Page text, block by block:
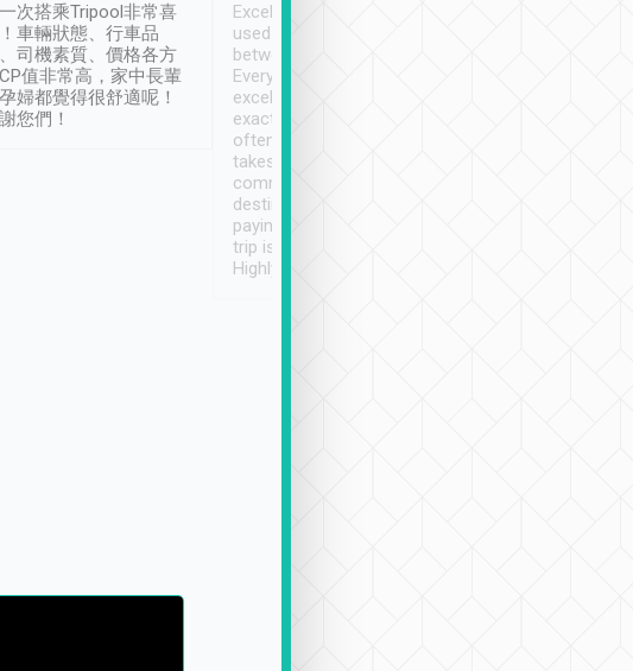
次搭乘Tripool非常喜
車輛狀態、行車品
司機素質、價格各方
值非常高，家中長輩
婦都覺得很舒適呢！
您們！
Excellent service. We have
used Tripool to travel
between cities in Taiwan.
Every driver has been
excellent and arrives
exactly on time. As there is
often limited English it
takes the difficulty out of
communicating the
destination details and
paying online prior to the
trip is very convenient.
Highly recommended